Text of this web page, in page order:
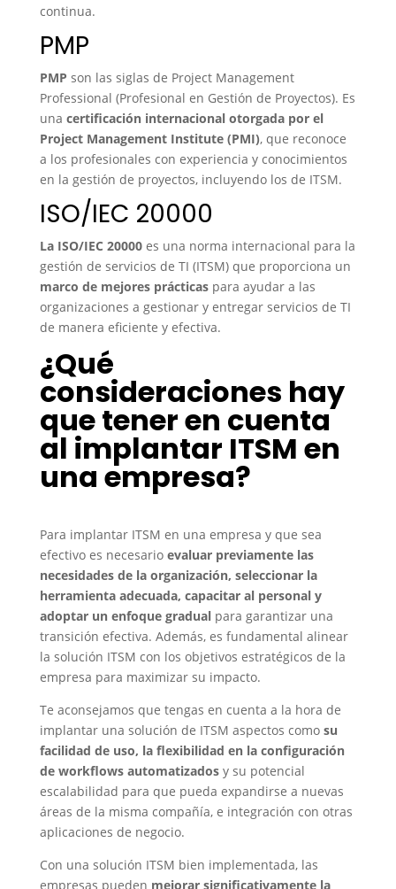
continua.
PMP
PMP son las siglas de Project Management
Professional (Profesional en Gestión de Proyectos). Es
una certificación internacional otorgada por el
Project Management Institute (PMI), que reconoce
a los profesionales con experiencia y conocimientos
en la gestión de proyectos, incluyendo los de ITSM.
ISO/IEC 20000
La ISO/IEC 20000es una norma internacional para la
gestión de servicios de TI (ITSM) que proporciona un
marco de mejores prácticaspara ayudar a las
organizaciones a gestionar y entregar servicios de TI
de manera eficiente y efectiva.
¿Qué
consideraciones hay
que tener en cuenta
al implantar ITSM en
una empresa?
Para implantar ITSM en una empresa y que sea
efectivo es necesario evaluar previamente las
necesidades de la organización, seleccionar la
herramienta adecuada, capacitar al personal y
adoptar un enfoque gradualpara garantizar una
transición efectiva. Además, es fundamental alinear
la solución ITSM con los objetivos estratégicos de la
empresa para maximizar su impacto.
Te aconsejamos que tengas en cuenta a la hora de
implantar una solución de ITSM aspectos como su
facilidad de uso, la flexibilidad en la configuración
de workflows automatizadosy su potencial
escalabilidad para que pueda expandirse a nuevas
áreas de la misma compañía, e integración con otras
aplicaciones de negocio.
Con una solución ITSM bien implementada, las
empresas pueden mejorar significativamente la